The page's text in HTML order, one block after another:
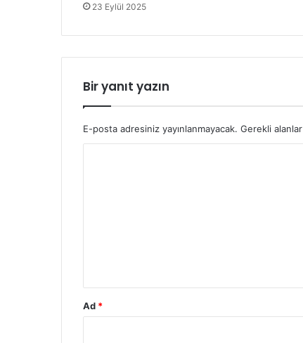
23 Eylül 2025
Bir yanıt yazın
E-posta adresiniz yayınlanmayacak. Gerekli alanlar
Ad *